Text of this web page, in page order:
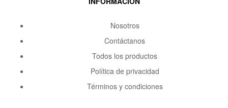
Nosotros
Contáctanos
Todos los productos
Política de privacidad
Términos y condiciones